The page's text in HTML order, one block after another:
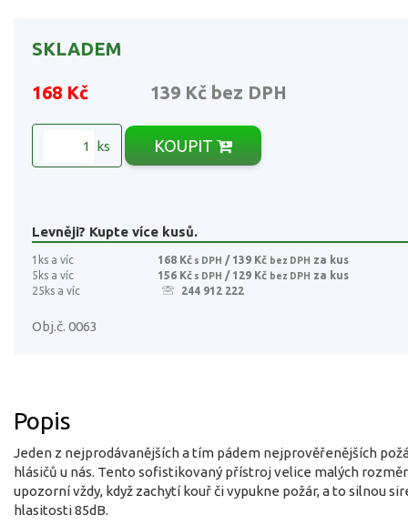
SKLADEM
168 Kč 139 Kč bez DPH
ks KOUPIT
Levněji? Kupte více kusů.
1ks a víc 168 Kč s DPH / 139 Kč bez DPH za kus
5ks a víc
156 Kč s DPH / 129 Kč bez DPH za kus
25ks a víc
244 912 222
Obj.č. 0063
Popis
Jeden z nejprodávanějších a tím pádem nejprověřenějších
hlásičů u nás. Tento sofistikovaný přístroj velice malých
upozorní vždy, když zachytí kouř či vypukne požár, a to silnou
hlasitosti 85dB.